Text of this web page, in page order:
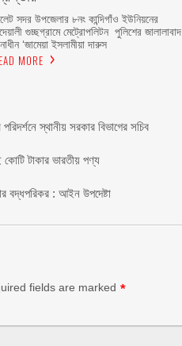
সদর উপজেলার ৮নং কান্দিগাঁও ইউনিয়নের
গুচ্ছগ্রামে মেট্রোপলিটন পুলিশের জালালাবাদ
‘জামেয়া ইসলামীয়া দারুস
MORE
স্থানীয় সরকার বিভাগের সচিব
টাকার ভারতীয় পণ্য
বদ্ধপরিকর : আইন উপদেষ্টা
fields are marked *